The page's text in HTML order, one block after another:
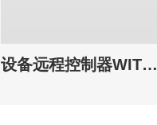
设备远程控制器WIT…